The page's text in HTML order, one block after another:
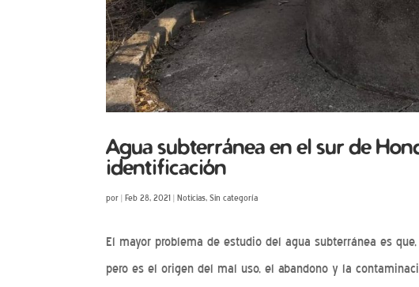
Agua subterránea en el sur de
identificación
por|Feb 28, 2021 |Noticias,Sin categoría
El mayor problema de estudio del agua subterránea es
pero es el origen del mal uso, el abandono y la